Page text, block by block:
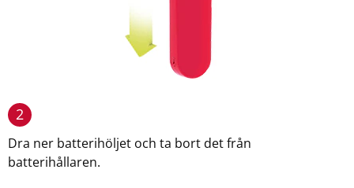
2
Dra ner batterihöljet och ta bort det från
batterihållaren.